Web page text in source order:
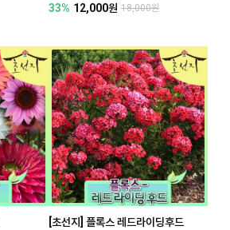
33% 12,000원 18,000원
[초선지] 플록스 레드라이딩후드